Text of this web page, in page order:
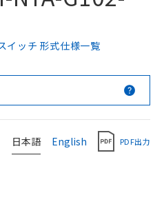
イッチ 形式仕様一覧
日本語 English PDF出力